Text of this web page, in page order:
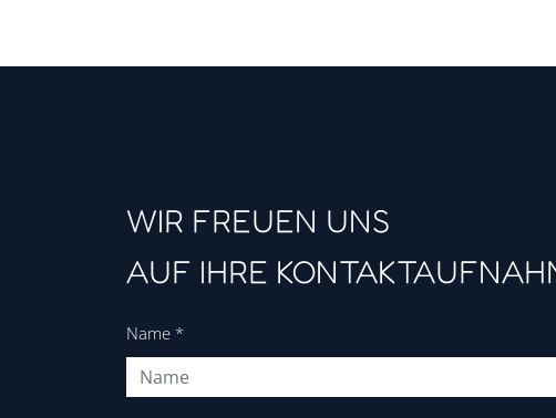
WIR FREUEN UNS
AUF IHRE
Name *